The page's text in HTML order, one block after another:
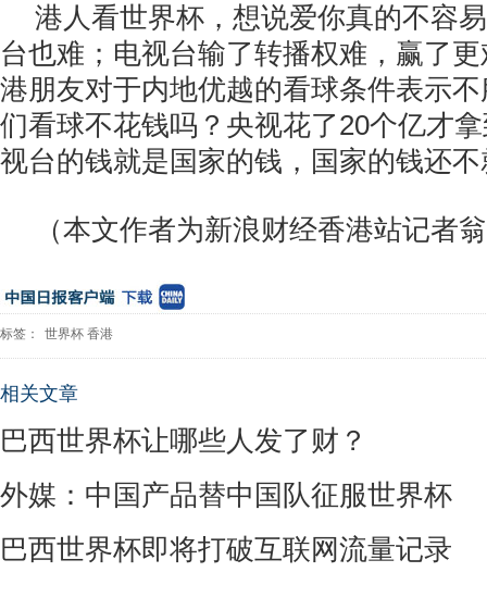
港人看世界杯，想说爱你真的不容
台也难；电视台输了转播权难，赢了
港朋友对于内地优越的看球条件表示
们看球不花钱吗？央视花了20个亿才
视台的钱就是国家的钱，国家的钱还
（本文作者为新浪财经香港站记者
标签： 世界杯 香港
相关文章
巴西世界杯让哪些人发了财？
外媒：中国产品替中国队征服世界杯
巴西世界杯即将打破互联网流量记录